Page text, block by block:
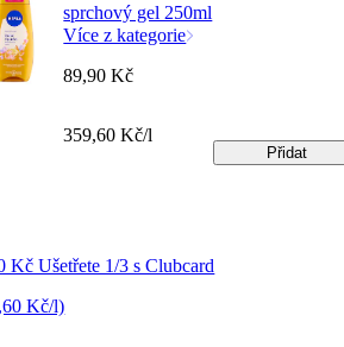
sprchový gel 250ml
Více z kategorie
Kč Ušetřete 1/3 s Clubcard
Kč/l)
89,90 Kč
359,60 Kč/l
Přidat